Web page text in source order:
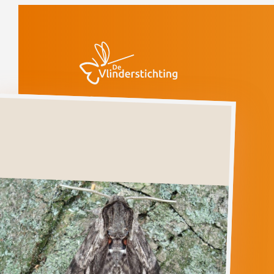
Windepijlstaart
AGRIUS
CONVOLVULI
Ga direct naar
Verspreiding